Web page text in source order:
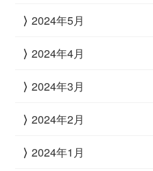
2024年5月
2024年4月
2024年3月
2024年2月
2024年1月